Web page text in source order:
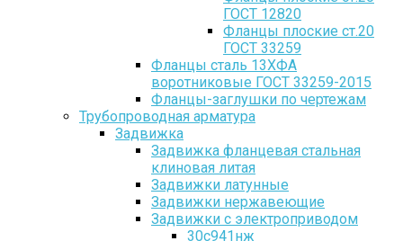
ГОСТ 12820
Фланцы плоские ст.20
ГОСТ 33259
Фланцы сталь 13ХФА
воротниковые ГОСТ 33259-2015
Фланцы-заглушки по чертежам
Трубопроводная арматура
Задвижка
Задвижка фланцевая стальная
клиновая литая
Задвижки латунные
Задвижки нержавеющие
Задвижки с электроприводом
30с941нж